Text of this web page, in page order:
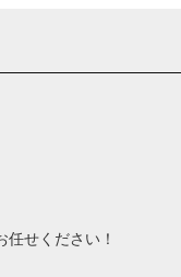
せください！